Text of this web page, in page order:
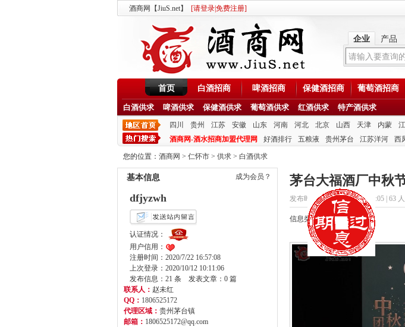
酒商网【JiuS.net】 [请登录免费注册]
企业 产品
首页 白酒招商 啤酒招商 保健酒招商 葡萄酒招商
白酒供求 啤酒供求 保健酒供求 葡萄酒供求 红酒供求 特产酒供求
四川 贵州 江苏 安徽 山东 河南 河北 北京 山西 天津 内蒙
酒商网-酒水招商加盟代理网
好酒排行 五粮液 贵州茅台 江苏洋河 西
您的位置： 酒商网 > 仁怀市 > 供求 > 白酒供求
成为会员？
基本信息
dfjyzwh
认证情况：
用户信用：
注册时间：2020/7/22 16:57:08
上次登录：2020/10/12 10:11:06
发布信息：21 条 发表文章：0 篇
联系人： 赵未红
QQ： 1806525172
代理区域： 贵州茅台镇
邮箱： 1806525172@qq.com
茅台大福酒厂中秋
发布时间：2020/11/10 10:41:05 | 63
信息类型：供应